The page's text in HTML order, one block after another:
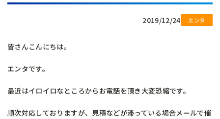
2019/12/24
皆さんこんにちは。
エンタです。
最近はイロイロなところからお電話を頂き大変恐縮です。
順次対応しておりますが、見積などが滞っている場合メールで催